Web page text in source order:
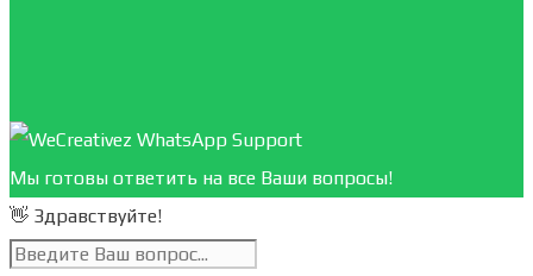
Мы готовы ответить на все Ваши вопросы!
👋 Здравствуйте!